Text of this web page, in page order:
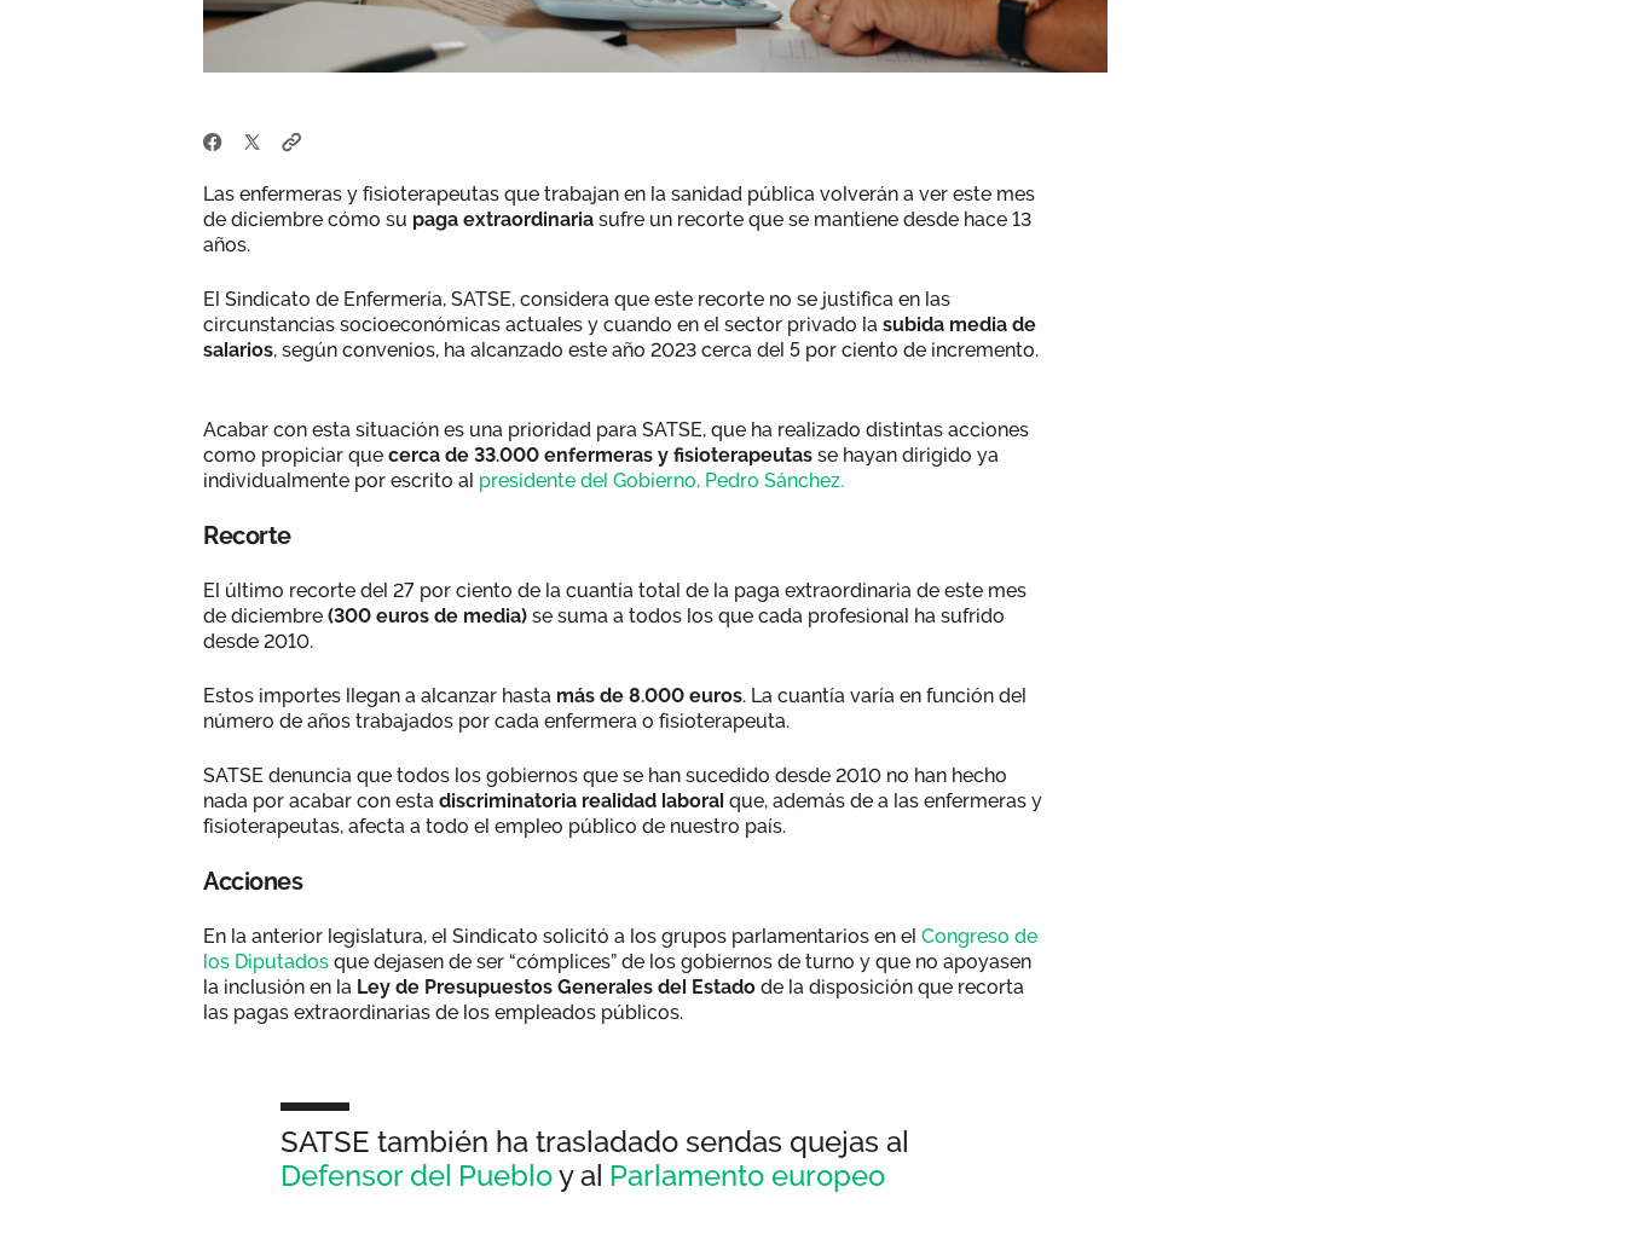
Las enfermeras y fisioterapeutas que trabajan en la sanidad pública volverán a ver este mes
de diciembre cómo su paga extraordinaria sufre un recorte que se mantiene desde hace 13
años.
El Sindicato de Enfermería, SATSE, considera que este recorte no se justifica en las
circunstancias socioeconómicas actuales y cuando en el sector privado la subida media de
salarios, según convenios, ha alcanzado este año 2023 cerca del 5 por ciento de incremento.
Acabar con esta situación es una prioridad para SATSE, que ha realizado distintas acciones
como propiciar que cerca de 33.000 enfermeras y fisioterapeutas se hayan dirigido ya
individualmente por escrito al presidente del Gobierno, Pedro Sánchez.
Recorte
El último recorte del 27 por ciento de la cuantía total de la paga extraordinaria de este mes
de diciembre (300 euros de media) se suma a todos los que cada profesional ha sufrido
desde 2010.
Estos importes llegan a alcanzar hasta más de 8.000 euros. La cuantía varía en función del
número de años trabajados por cada enfermera o fisioterapeuta.
SATSE denuncia que todos los gobiernos que se han sucedido desde 2010 no han hecho
nada por acabar con esta discriminatoria realidad laboral que, además de a las enfermeras y
fisioterapeutas, afecta a todo el empleo público de nuestro país.
Acciones
En la anterior legislatura, el Sindicato solicitó a los grupos parlamentarios en el Congreso de
los Diputados que dejasen de ser “cómplices” de los gobiernos de turno y que no apoyasen
la inclusión en la Ley de Presupuestos Generales del Estado de la disposición que recorta
las pagas extraordinarias de los empleados públicos.
SATSE también ha trasladado sendas quejas al
Defensor del Puebloy al Parlamento europeo